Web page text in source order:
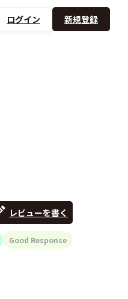
ログイン 新規登録
レビューを書く
Good Response